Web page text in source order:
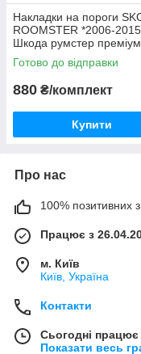
Накладки на пороги
ROOMSTER *2006-2015
Шкода румстер преміум
комплект нерж
Готово до відправки
880 ₴/комплект
Купити
Про нас
100% позитивних з
Працює з
м. Київ
Київ, Україна
Контакти
Сьогодні
Показати весь